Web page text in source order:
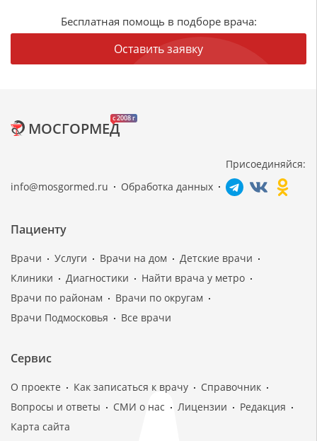
Бесплатная помощь в подборе врача:
Оставить заявку
c 2008 г
МОСГОРМЕД
info@mosgormed.ru Обработка данных
Присоединяйся:
Пациенту
Врачи Услуги Врачи на дом
Детские врачи
Клиники
Диагностики
Найти врача у метро
Врачи по районам
Врачи по округам
Врачи Подмосковья
Все врачи
Сервис
О проекте Как записаться к врачу
Справочник
Вопросы и ответы
СМИ о нас Лицензии
Редакция
Карта сайта